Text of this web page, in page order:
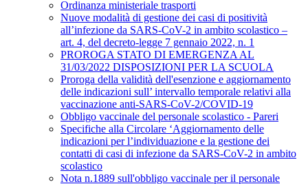
Ordinanza ministeriale trasporti
Nuove modalità di gestione dei casi di positività
all’infezione da SARS-CoV-2 in ambito scolastico –
art. 4, del decreto-legge 7 gennaio 2022, n. 1
PROROGA STATO DI EMERGENZA AL
31/03/2022 DISPOSIZIONI PER LA SCUOLA
Proroga della validità dell'esenzione e aggiornamento
delle indicazioni sull’ intervallo temporale relativi alla
vaccinazione anti-SARS-CoV-2/COVID-19
Obbligo vaccinale del personale scolastico - Pareri
Specifiche alla Circolare ‘Aggiornamento delle
indicazioni per l’individuazione e la gestione dei
contatti di casi di infezione da SARS-CoV-2 in ambito
scolastico
Nota n.1889 sull'obbligo vaccinale per il personale